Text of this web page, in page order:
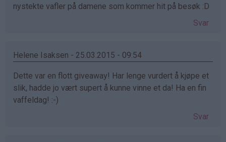
nystekte vafler på damene som kommer hit på besøk :D
Svar
Helene Isaksen - 25.03.2015 - 09:54
Dette var en flott giveaway! Har lenge vurdert å kjøpe et
slik, hadde jo vært supert å kunne vinne et da! Ha en fin
vaffeldag! :-)
Svar